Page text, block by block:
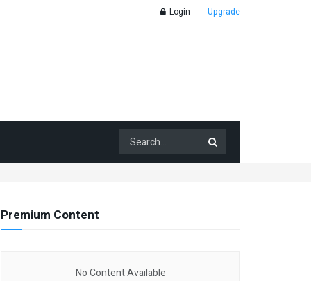
Login Upgrade
Premium Content
No Content Available